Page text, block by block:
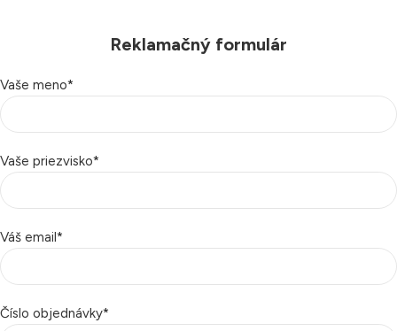
Reklamačný formulár
Vaše meno*
Vaše priezvisko*
Váš email*
Číslo objednávky*